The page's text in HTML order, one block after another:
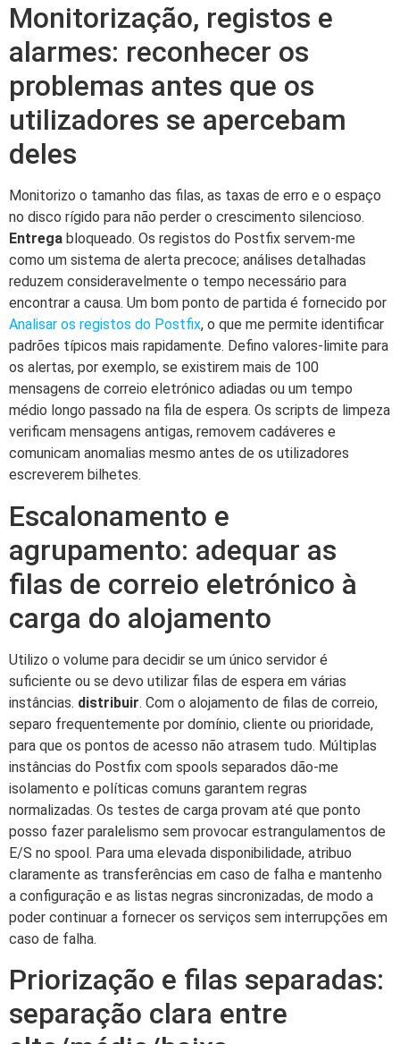
Monitorização, registos e
alarmes: reconhecer os
problemas antes que os
utilizadores se apercebam
deles
Monitorizo o tamanho das filas, as taxas de erro e o espaço
no disco rígido para não perder o crescimento silencioso.
Entrega bloqueado. Os registos do Postfix servem-me
como um sistema de alerta precoce; análises detalhadas
reduzem consideravelmente o tempo necessário para
encontrar a causa. Um bom ponto de partida é fornecido por
Analisar os registos do Postfix, o que me permite identificar
padrões típicos mais rapidamente. Defino valores-limite para
os alertas, por exemplo, se existirem mais de 100
mensagens de correio eletrónico adiadas ou um tempo
médio longo passado na fila de espera. Os scripts de limpeza
verificam mensagens antigas, removem cadáveres e
comunicam anomalias mesmo antes de os utilizadores
escreverem bilhetes.
Escalonamento e
agrupamento: adequar as
filas de correio eletrónico à
carga do alojamento
Utilizo o volume para decidir se um único servidor é
suficiente ou se devo utilizar filas de espera em várias
instâncias. distribuir. Com o alojamento de filas de correio,
separo frequentemente por domínio, cliente ou prioridade,
para que os pontos de acesso não atrasem tudo. Múltiplas
instâncias do Postfix com spools separados dão-me
isolamento e políticas comuns garantem regras
normalizadas. Os testes de carga provam até que ponto
posso fazer paralelismo sem provocar estrangulamentos de
E/S no spool. Para uma elevada disponibilidade, atribuo
claramente as transferências em caso de falha e mantenho
a configuração e as listas negras sincronizadas, de modo a
poder continuar a fornecer os serviços sem interrupções em
caso de falha.
Priorização e filas separadas:
separação clara entre